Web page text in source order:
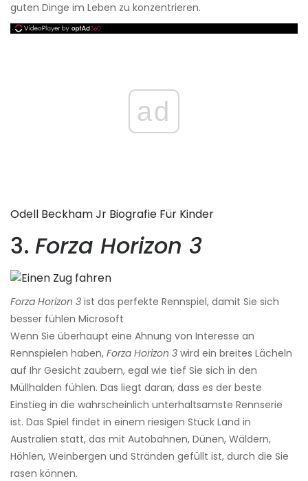
guten Dinge im Leben zu konzentrieren.
ad
Odell Beckham Jr Biografie Für Kinder
3. Forza Horizon 3
Forza Horizon 3 ist das perfekte Rennspiel, damit Sie sich
besser fühlen Microsoft
Wenn Sie überhaupt eine Ahnung von Interesse an
Rennspielen haben, Forza Horizon 3 wird ein breites Lächeln
auf Ihr Gesicht zaubern, egal wie tief Sie sich in den
Müllhalden fühlen. Das liegt daran, dass es der beste
Einstieg in die wahrscheinlich unterhaltsamste Rennserie
ist. Das Spiel findet in einem riesigen Stück Land in
Australien statt, das mit Autobahnen, Dünen, Wäldern,
Höhlen, Weinbergen und Stränden gefüllt ist, durch die Sie
rasen können.